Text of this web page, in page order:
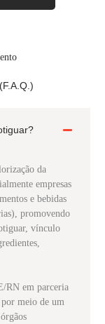
da
empresas
e bebidas
promovendo
vínculo
RN em parceria
meio de um